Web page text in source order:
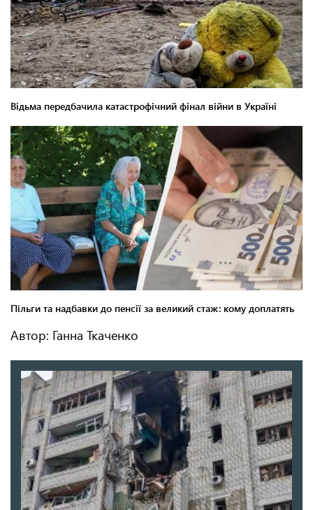
Автор: Ганна Ткаченко